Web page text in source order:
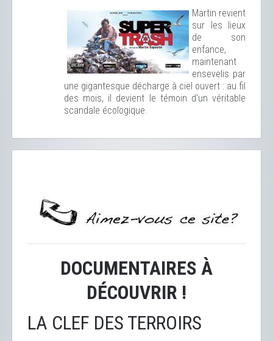
Martin revient
sur les lieux
de son
enfance,
maintenant
ensevelis par
une gigantesque décharge à ciel ouvert : au fil
des mois, il devient le témoin d'un véritable
scandale écologique.
DOCUMENTAIRES À
DÉCOUVRIR !
LA CLEF DES TERROIRS